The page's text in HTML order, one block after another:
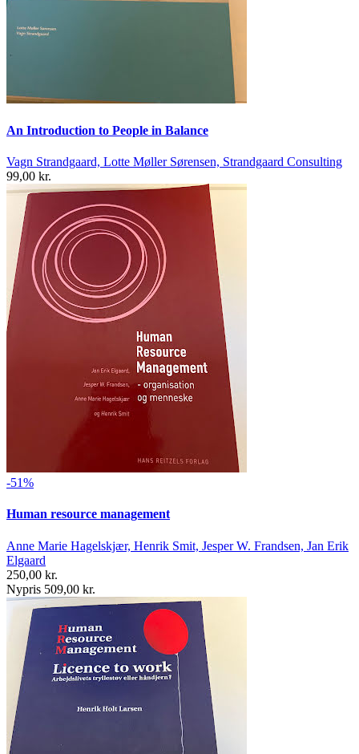
An Introduction to People in Balance
Vagn Strandgaard, Lotte Møller Sørensen, Strandgaard Consulting
99,00 kr.
-51%
Human resource management
Anne Marie Hagelskjær, Henrik Smit, Jesper W. Frandsen, Jan Erik
Elgaard
250,00 kr.
Nypris 509,00 kr.